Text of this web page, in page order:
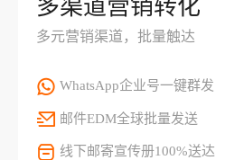
多渠道营销转化
多元营销渠道，批量触达
WhatsApp企业号一键群发
邮件EDM全球批量发送
线下邮寄宣传册100%送达